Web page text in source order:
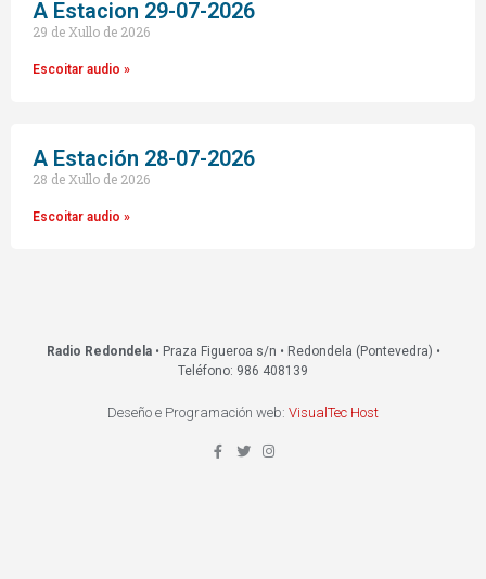
A Estacion 29-07-2026
29 de Xullo de 2026
Escoitar audio »
A Estación 28-07-2026
28 de Xullo de 2026
Escoitar audio »
Radio Redondela• Praza Figueroa s/n • Redondela (Pontevedra) •
Teléfono: 986 408139
Deseño e Programación web: VisualTec Host